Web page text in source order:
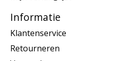
Informatie
Klantenservice
Retourneren